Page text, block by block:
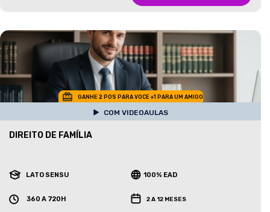
GANHE 2 POS PARA VOCE +1 PARA UM AMIGO
COM VIDEOAULAS
DIREITO DE FAMÍLIA
LATO SENSU 100% EAD
360 A 720H 2 A 12 MESES